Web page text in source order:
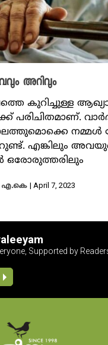
അറിവും
കുറിച്ചുള്ള
പരിചിതമാണ്.
നമ്മൾ
എങ്കിലും
എ.കെ | April 7, 2023
Supported by